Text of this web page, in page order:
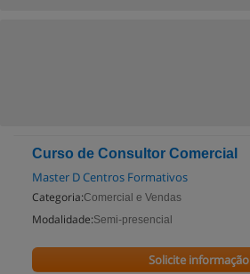
Curso de Consultor Comercial
Master D Centros Formativos
Categoria:Comercial e Vendas
Modalidade:Semi-presencial
Solicite informação